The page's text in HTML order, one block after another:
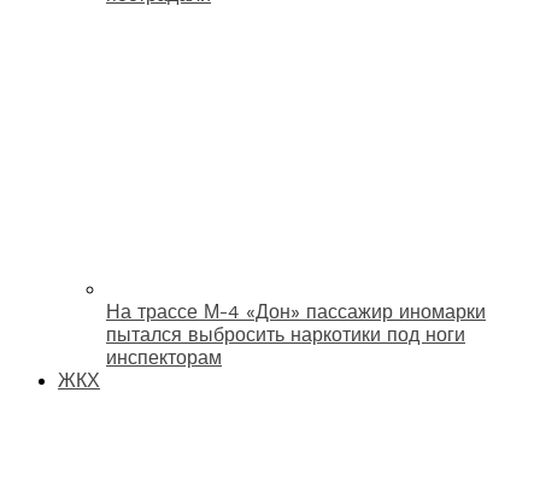
На трассе М-4 «Дон» пассажир иномарки
пытался выбросить наркотики под ноги
инспекторам
ЖКХ